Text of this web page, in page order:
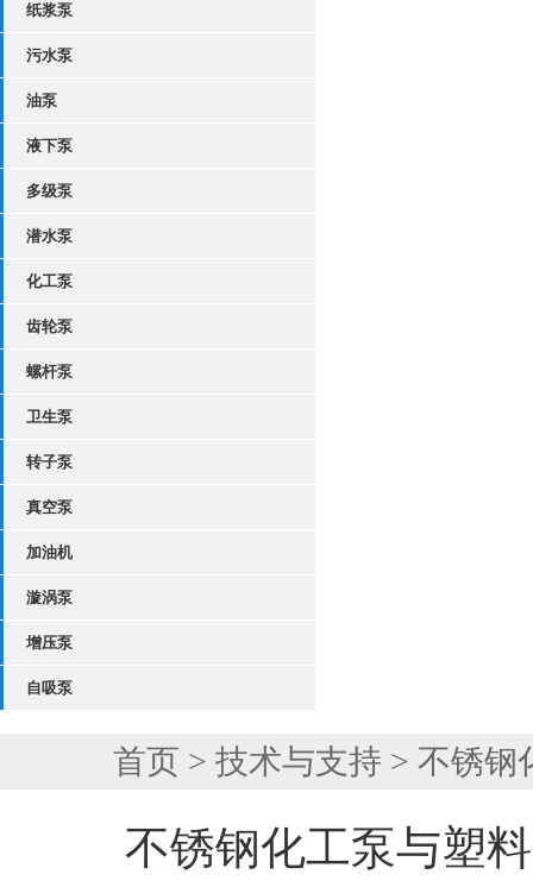
纸浆泵
污水泵
油泵
液下泵
多级泵
潜水泵
化工泵
齿轮泵
螺杆泵
卫生泵
转子泵
真空泵
加油机
漩涡泵
增压泵
自吸泵
首页 > 技术与支持 > 不锈钢
不锈钢化工泵与塑